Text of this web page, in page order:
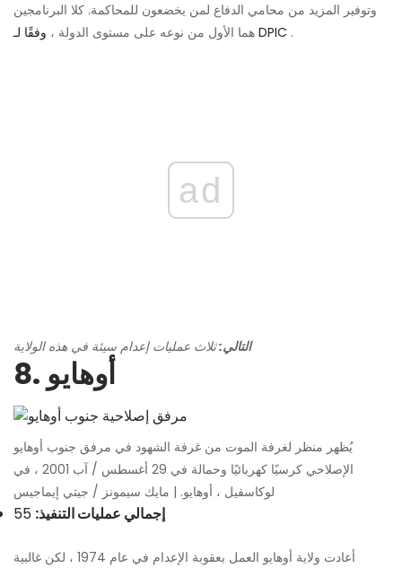
وتوفير المزيد من محامي الدفاع لمن يخضعون للمحاكمة. كلا البرنامجين
هما الأول من نوعه على مستوى الدولة ، وفقًا لـ DPIC .
ad
التالي:ثلاث عمليات إعدام سيئة في هذه الولاية
8. أوهايو
يُظهر منظر لغرفة الموت من غرفة الشهود في مرفق جنوب أوهايو
الإصلاحي كرسيًا كهربائيًا وحمالة في 29 أغسطس / آب 2001 ، في
لوكاسفيل ، أوهايو. | مايك سيمونز / جيتي إيماجيس
إجمالي عمليات التنفيذ:
أعادت ولاية أوهايو العمل بعقوبة الإعدام في عام 1974 ، لكن غالبية